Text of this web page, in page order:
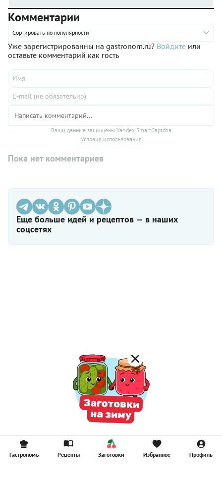
Комментарии
Сортировать по популярности
Уже зарегистрированны на gastronom.ru? Войдите или
оставьте комментарий как гость
Ваши данные защищены Yandex SmartCaptcha
Условия использования
Пока нет комментариев
Еще больше идей и рецептов — в наших
соцсетях
Гастрономъ Рецепты Заготовки Избранное Профиль